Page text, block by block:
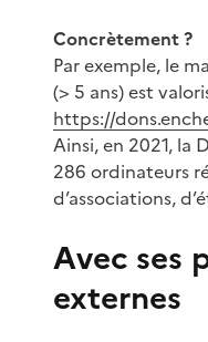
Concrètement ?
Par exemple, le
(> 5 ans) est
https://
Ainsi, en 2021, la
286 ordinateurs
d’associations,
Avec ses
externes